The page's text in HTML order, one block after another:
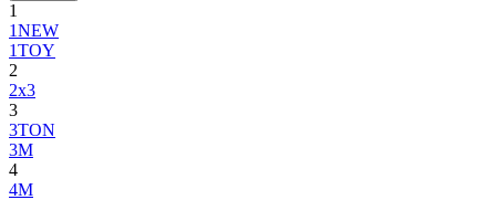
1
1NEW
1TOY
2
2x3
3
3TON
3М
4
4M